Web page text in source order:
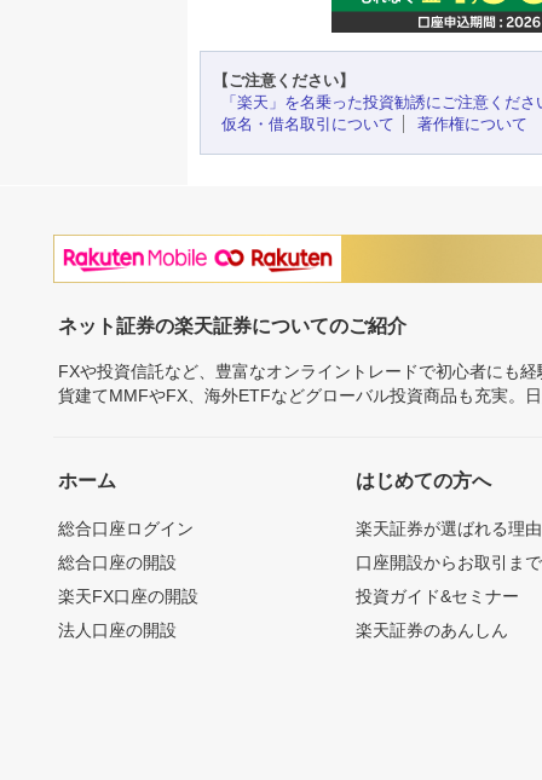
【ご注意ください】
「楽天」を名乗った投資勧誘にご注意くださ
仮名・借名取引について
著作権について
ネット証券の楽天証券についてのご紹介
FXや投資信託など、豊富なオンライントレードで初心者にも
貨建てMMFやFX、海外ETFなどグローバル投資商品も充実。
ホーム
総合口座ログイン
総合口座の開設
楽天FX口座の開設
法人口座の開設
はじめての方へ
楽天証券が選ばれる理由
口座開設からお取引ま
投資ガイド&セミナー
楽天証券のあんしん